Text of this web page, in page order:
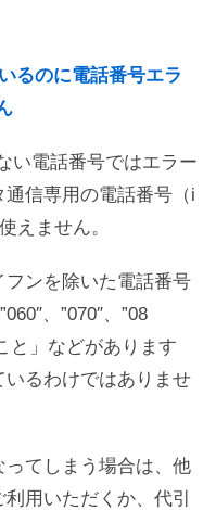
るのに電話番号エラ
い電話番号ではエラー
信専用の電話番号（i
えません。
ンを除いた電話番号
、”070″、”08
と」などがあります
るわけではありませ
てしまう場合は、他
用いただくか、代引